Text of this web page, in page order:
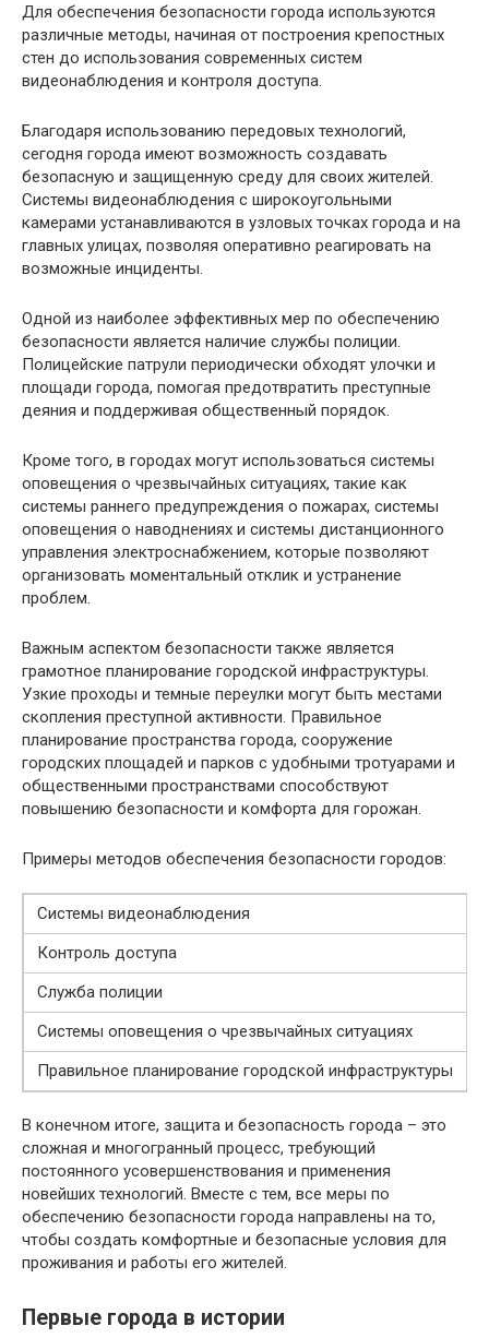
Для обеспечения безопасности города используются
различные методы, начиная от построения крепостных
стен до использования современных систем
видеонаблюдения и контроля доступа.
Благодаря использованию передовых технологий,
сегодня города имеют возможность создавать
безопасную и защищенную среду для своих жителей.
Системы видеонаблюдения с широкоугольными
камерами устанавливаются в узловых точках города и на
главных улицах, позволяя оперативно реагировать на
возможные инциденты.
Одной из наиболее эффективных мер по обеспечению
безопасности является наличие службы полиции.
Полицейские патрули периодически обходят улочки и
площади города, помогая предотвратить преступные
деяния и поддерживая общественный порядок.
Кроме того, в городах могут использоваться системы
оповещения о чрезвычайных ситуациях, такие как
системы раннего предупреждения о пожарах, системы
оповещения о наводнениях и системы дистанционного
управления электроснабжением, которые позволяют
организовать моментальный отклик и устранение
проблем.
Важным аспектом безопасности также является
грамотное планирование городской инфраструктуры.
Узкие проходы и темные переулки могут быть местами
скопления преступной активности. Правильное
планирование пространства города, сооружение
городских площадей и парков с удобными тротуарами и
общественными пространствами способствуют
повышению безопасности и комфорта для горожан.
Примеры методов обеспечения безопасности городов:
Системы видеонаблюдения
Контроль доступа
Служба полиции
Системы оповещения о чрезвычайных ситуациях
Правильное планирование городской инфраструктуры
В конечном итоге, защита и безопасность города – это
сложная и многогранный процесс, требующий
постоянного усовершенствования и применения
новейших технологий. Вместе с тем, все меры по
обеспечению безопасности города направлены на то,
чтобы создать комфортные и безопасные условия для
проживания и работы его жителей.
Первые города в истории